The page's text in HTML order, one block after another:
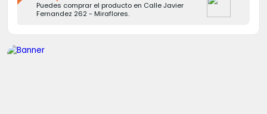
Puedes comprar el producto en Calle Javier
Fernandez 262 - Miraflores.